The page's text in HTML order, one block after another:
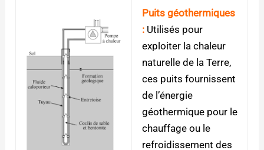
Puits géothermiques
: Utilisés pour
exploiter la chaleur
naturelle de la Terre,
ces puits fournissent
de l’énergie
géothermique pour le
chauffage ou le
refroidissement des